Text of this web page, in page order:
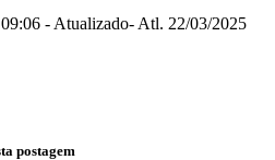
- Atualizado- Atl. 22/03/2025
postagem